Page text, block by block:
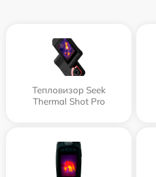
Тепловизор Seek
Thermal Shot Pro